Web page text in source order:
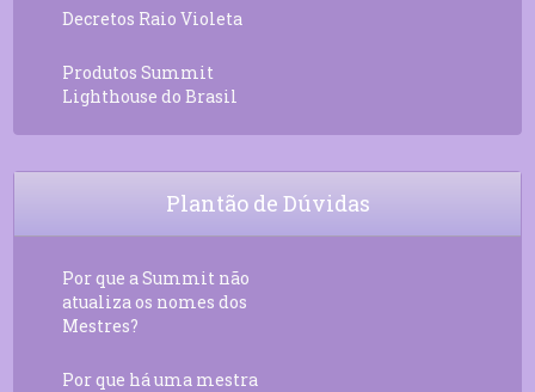
Decretos Raio Violeta
Produtos Summit
Lighthouse do Brasil
Plantão de Dúvidas
Por que a Summit não
atualiza os nomes dos
Mestres?
Por que há uma mestra